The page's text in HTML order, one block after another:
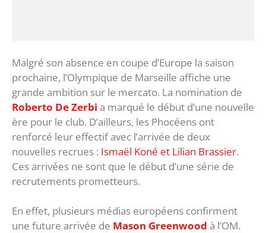
Malgré son absence en coupe d’Europe la saison
prochaine, l’Olympique de Marseille affiche une
grande ambition sur le mercato. La nomination de
Roberto De Zerbi a marqué le début d’une nouvelle
ère pour le club. D’ailleurs, les Phocéens ont
renforcé leur effectif avec l’arrivée de deux
nouvelles recrues : Ismaël Koné et Lilian Brassier.
Ces arrivées ne sont que le début d’une série de
recrutements prometteurs.
En effet, plusieurs médias européens confirment
une future arrivée de Mason Greenwood à l’OM.